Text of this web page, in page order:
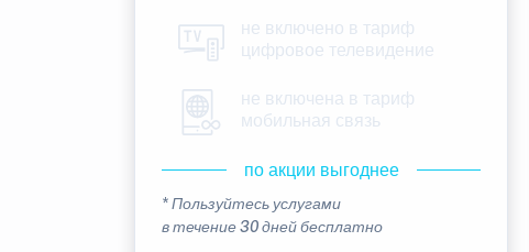
не включено в тариф
цифровое телевидение
не включена в тариф
мобильная связь
по акции выгоднее
* Пользуйтесь услугами
в течение 30 дней бесплатно